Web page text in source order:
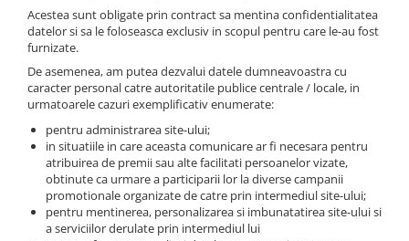
Acestea sunt obligate prin contract sa mentina confidentialitatea
datelor si sa le foloseasca exclusiv in scopul pentru care le-au fost
furnizate.
De asemenea, am putea dezvalui datele dumneavoastra cu
caracter personal catre autoritatile publice centrale / locale, in
urmatoarele cazuri exemplificativ enumerate:
pentru administrarea site-ului;
in situatiile in care aceasta comunicare ar fi necesara pentru
atribuirea de premii sau alte facilitati persoanelor vizate,
obtinute ca urmare a participarii lor la diverse campanii
promotionale organizate de catre prin intermediul site-ului;
pentru mentinerea, personalizarea si imbunatatirea site-ului si
a serviciilor derulate prin intermediul lui